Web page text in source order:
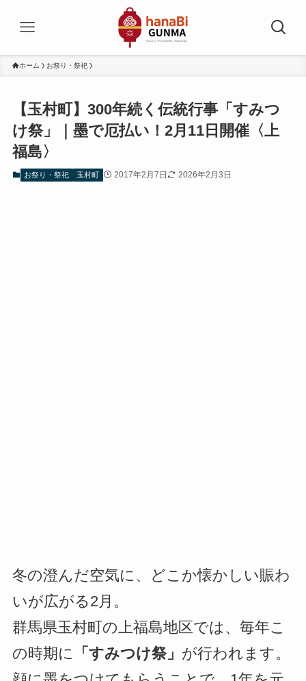
ホーム お祭り・祭祀
【玉村町】300年続く伝統行事「すみつ
け祭」｜墨で厄払い！2月11日開催〈上
福島〉
お祭り・祭祀 玉村町 2017年2月7日 2026年2月3日
冬の澄んだ空気に、どこか懐かしい賑わ
いが広がる2月。
群馬県玉村町の上福島地区では、毎年こ
の時期に
「すみつけ祭」 が行われます。